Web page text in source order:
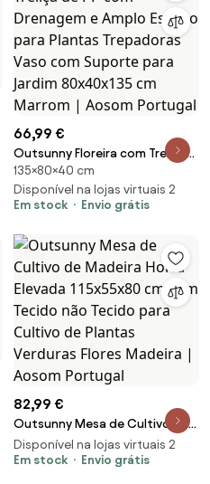
66,99 €
Outsunny Floreira com Treliça
de PP com Drenagem e Amplo
Espaço para Plantas
Trepadoras Vaso com Suporte
Marrom | Aosom Portugal
135×80×40 cm
Disponível na lojas virtuais 2
Em stock
Envio grátis
82,99 €
Outsunny Mesa de Cultivo de
Madeira Horta Elevada
115x55x80 cm com Tecido não
Disponível na lojas virtuais 2
Em stock
Envio grátis